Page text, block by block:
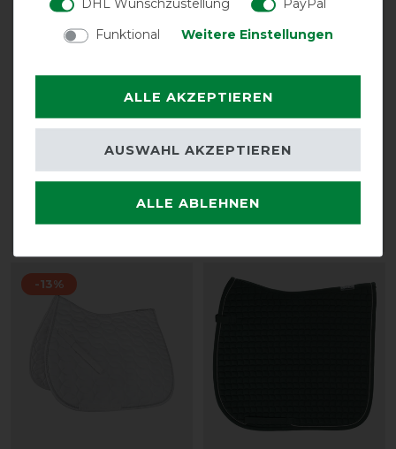
vorher 39,95 €
Cotton silber Kordel
49,95 € *
-13%
Funktional
Weitere Einstellungen
ALLE AKZEPTIEREN
ALLE ABLEHNEN
AUSWAHL AKZEPTIEREN